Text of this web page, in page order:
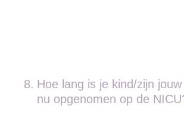
8. Hoe lang is je kind/zijn
nu opgenomen op de